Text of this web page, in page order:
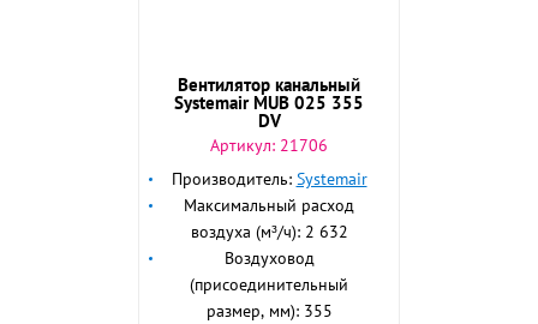
Вентилятор канальный
Systemair MUB 025 355
DV
Артикул: 21706
Производитель: Systemair
Максимальный расход
воздуха (м³/ч): 2 632
Воздуховод
(присоединительный
размер, мм): 355